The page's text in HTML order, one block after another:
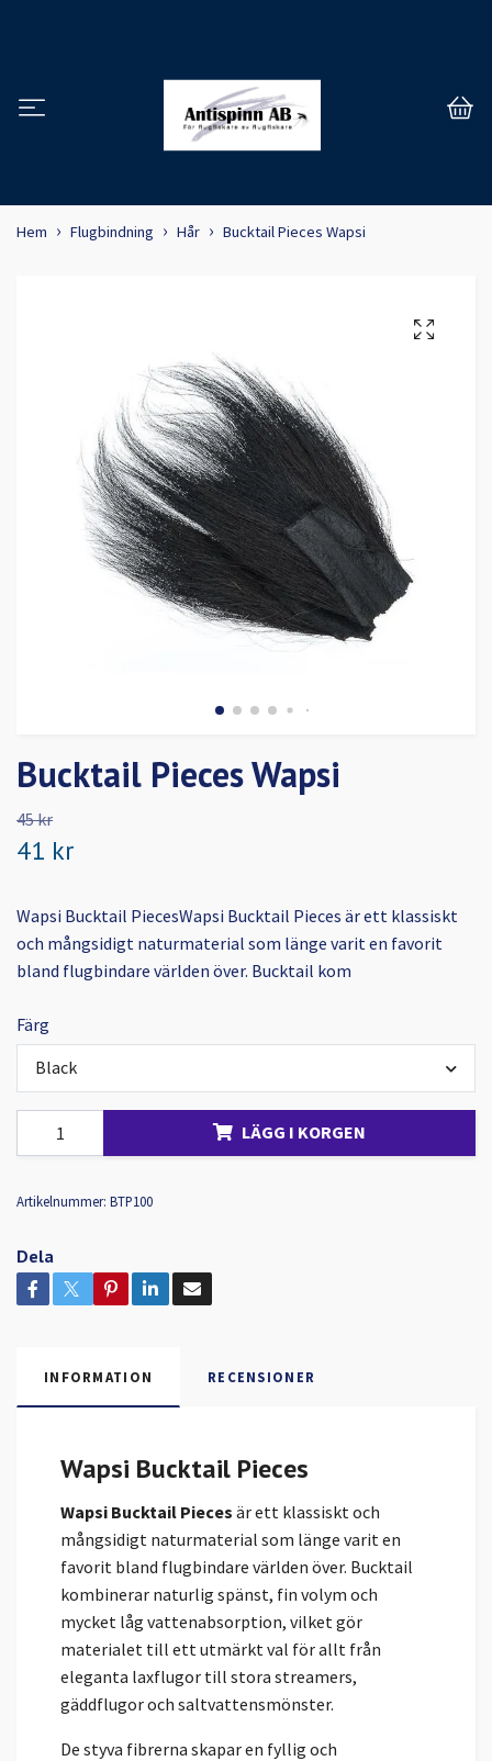
Hem Flugbindning Hår Bucktail Pieces Wapsi
Bucktail Pieces Wapsi
45 kr
41 kr
Wapsi Bucktail PiecesWapsi Bucktail Pieces är ett klassiskt
och mångsidigt naturmaterial som länge varit en favorit
bland flugbindare världen över. Bucktail kom
Färg
Black
LÄGG I KORGEN
Artikelnummer: BTP100
Dela
INFORMATION RECENSIONER
Wapsi Bucktail Pieces
Wapsi Bucktail Pieces är ett klassiskt och
mångsidigt naturmaterial som länge varit en
favorit bland flugbindare världen över. Bucktail
kombinerar naturlig spänst, fin volym och
mycket låg vattenabsorption, vilket gör
materialet till ett utmärkt val för allt från
eleganta laxflugor till stora streamers,
gäddflugor och saltvattensmönster.
De styva fibrerna skapar en fyllig och